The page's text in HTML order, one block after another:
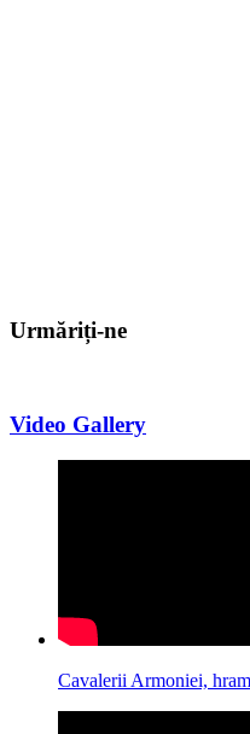
Urmăriți-ne
Video Gallery
Cavalerii Armoniei,